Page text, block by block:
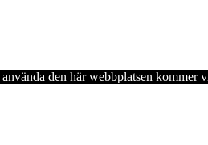
den här webbplatsen kommer